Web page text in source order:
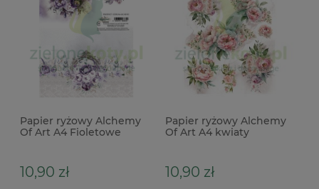
Papier ryżowy Alchemy
Of Art A4 Fioletowe
10,90 zł
Papier ryżowy Alchemy
Of Art A4 kwiaty
10,90 zł